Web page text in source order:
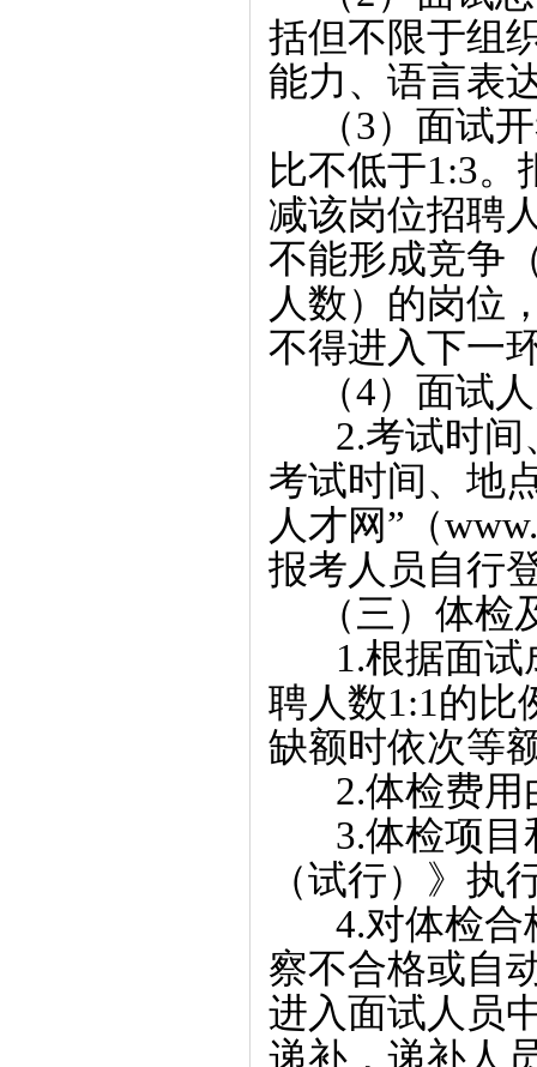
括但不限于组
能力、语言表
（3）面试开
比不低于1:3
减该岗位招聘
不能形成竞争
人数）的岗位
不得进入下一
（4）面试人
2.考试时间
考试时间、地
人才网”（
报考人员自行
（三）体检
1.根据面试
聘人数1:1的比
缺额时依次等
2.体检费用
3.体检项目
（试行）》执
4.对体检合
察不合格或自
进入面试人员
递补，递补人